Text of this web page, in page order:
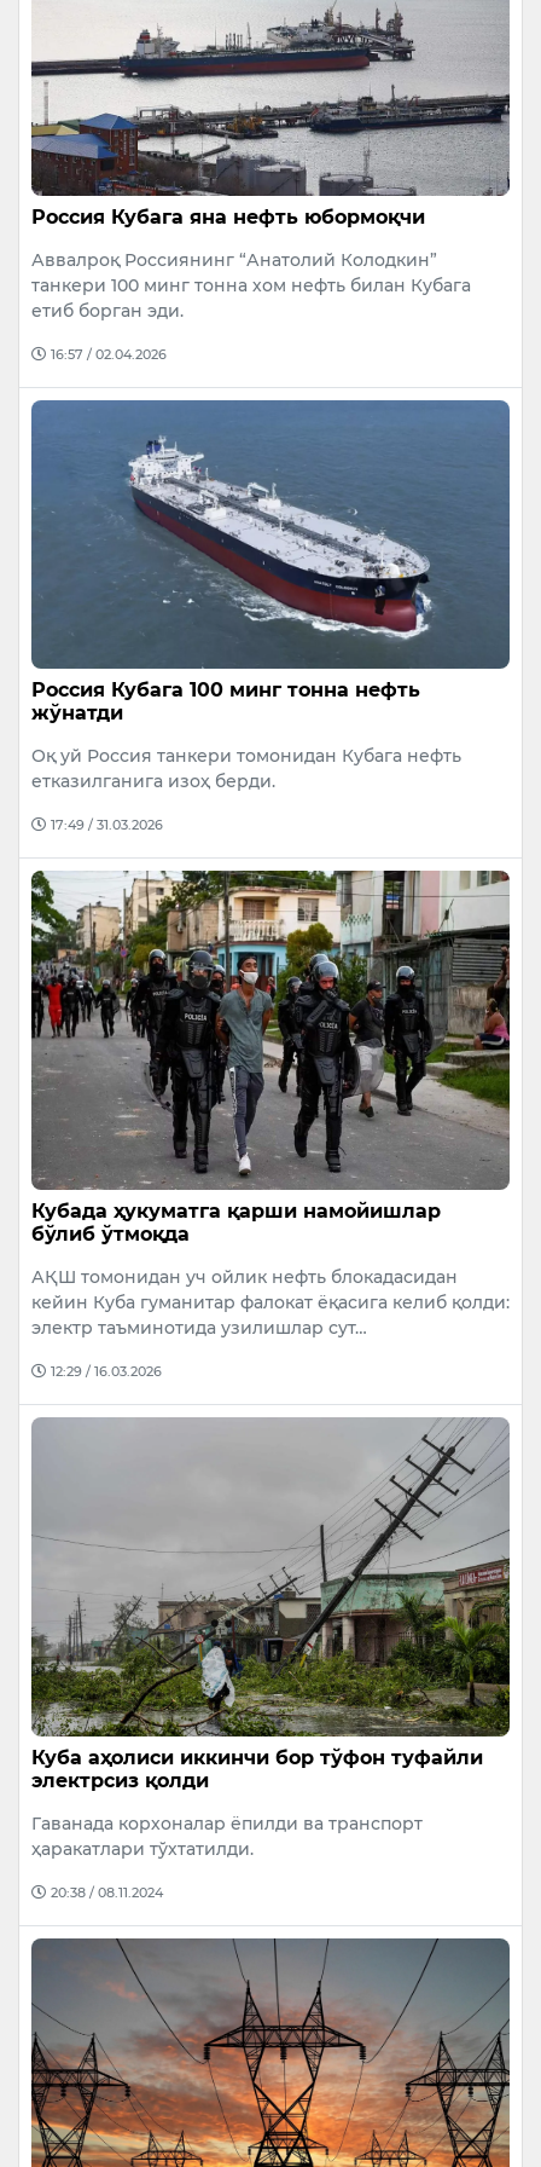
Россия Кубага яна нефть юбормоқчи
Аввалроқ Россиянинг “Анатолий Колодкин”
танкери 100 минг тонна хом нефть билан Кубага
етиб борган эди.
16:57 / 02.04.2026
Россия Кубага 100 минг тонна нефть
жўнатди
Оқ уй Россия танкери томонидан Кубага нефть
етказилганига изоҳ берди.
17:49 / 31.03.2026
Кубада ҳукуматга қарши намойишлар
бўлиб ўтмоқда
АҚШ томонидан уч ойлик нефть блокадасидан
кейин Куба гуманитар фалокат ёқасига келиб қолди:
электр таъминотида узилишлар сут…
12:29 / 16.03.2026
Куба аҳолиси иккинчи бор тўфон туфайли
электрсиз қолди
Гаванада корхоналар ёпилди ва транспорт
ҳаракатлари тўхтатилди.
20:38 / 08.11.2024